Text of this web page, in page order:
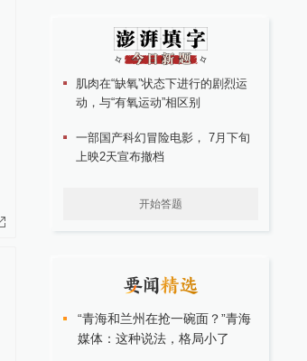
肌肉在“缺氧”状态下进行的剧烈运
动，与“有氧运动”相区别
一部国产科幻冒险电影， 7月下旬
上映2天宣布撤档
开始答题
“青海和兰州在抢一碗面？”青海
媒体：这种说法，格局小了